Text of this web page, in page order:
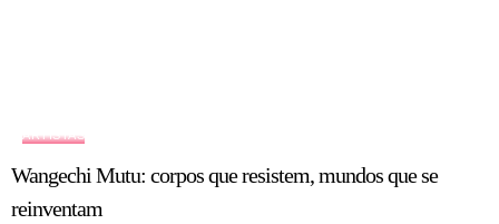
ARTISTAS
Wangechi Mutu: corpos que resistem, mundos que se
reinventam